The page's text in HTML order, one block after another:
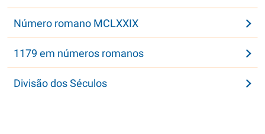
Número romano MCLXXIX
1179 em números romanos
Divisão dos Séculos